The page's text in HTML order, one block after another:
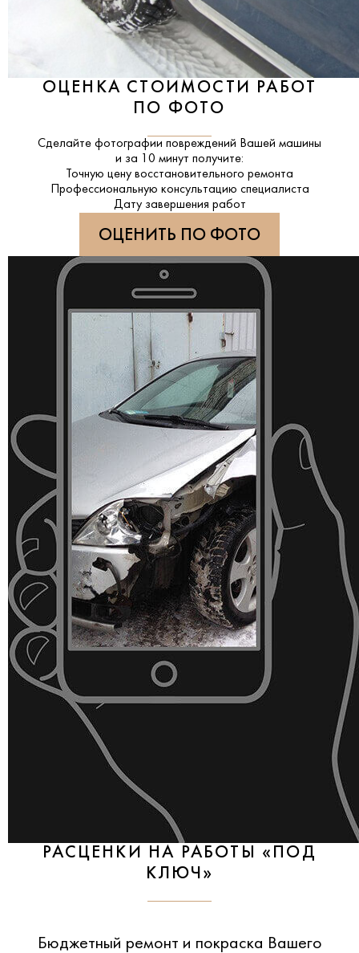
ОЦЕНКА СТОИМОСТИ РАБОТ
ПО ФОТО
Сделайте фотографии повреждений Вашей машины
и за 10 минут получите:
Точную цену восстановительного ремонта
Профессиональную консультацию специалиста
Дату завершения работ
ОЦЕНИТЬ ПО ФОТО
РАСЦЕНКИ НА РАБОТЫ «ПОД
КЛЮЧ»
Бюджетный ремонт и покраска Вашего